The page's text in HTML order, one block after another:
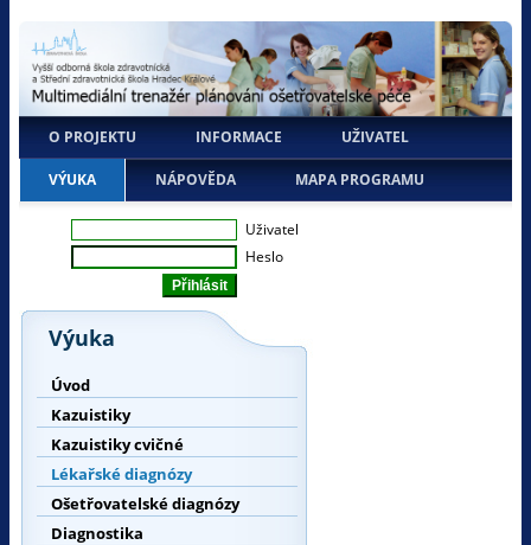
O PROJEKTU INFORMACE UŽIVATEL
VÝUKA NÁPOVĚDA MAPA PROGRAMU
Uživatel
Heslo
Výuka
Úvod
Kazuistiky
Kazuistiky cvičné
Lékařské diagnózy
Ošetřovatelské diagnózy
Diagnostika